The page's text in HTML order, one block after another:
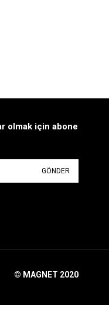
olmak için abone
GÖNDER
© MAGNET 2020